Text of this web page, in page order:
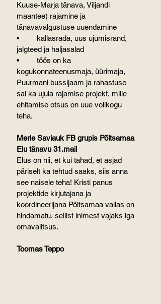
Kuuse-Marja tänava, Viljandi
maantee) rajamine ja
tänavavalgustuse uuendamine
•	kallasrada, uus ujumisrand,
jalgteed ja haljasalad
•	töös on ka
kogukonnateenusmaja, üürimaja,
Puurmani bussijaam ja rahastuse
sai ka ujula rajamise projekt, mille
ehitamise otsus on uue volikogu
teha.
Merle Saviauk FB grupis Põltsamaa
Elu tänavu 31.mail
Elus on nii, et kui tahad, et asjad
päriselt ka tehtud saaks, siis anna
see naisele teha! Kristi panus
projektide kirjutajana ja
koordineerijana Põltsamaa vallas on
hindamatu, sellist inimest vajaks iga
omavalitsus.
Toomas Teppo